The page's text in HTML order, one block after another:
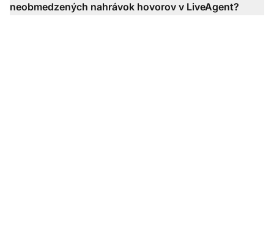
neobmedzených nahrávok hovorov v LiveAgent?